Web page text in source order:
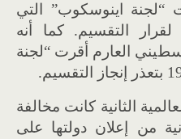
“لجنة اينوسكوب”
التي
التقسيم.كما أنه
العارم أقرت “لجنة
بتعذر إنجاز التقسيم.
الثانية كانت مخالفة
من إعلان دولتها على